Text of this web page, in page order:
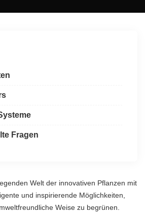
Fragen
Welt der innovativen Pflanzen mit
und inspirierende Möglichkeiten,
Weise zu begrünen.